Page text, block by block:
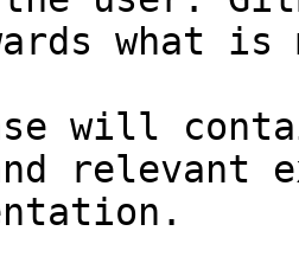
what
will
relevant